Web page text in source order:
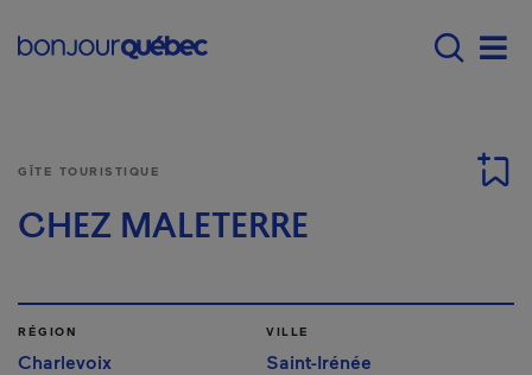
Main navigation -
GÎTE TOURISTIQUE
CHEZ MALETERRE
RÉGION
Charlevoix
VILLE
Saint-Irénée